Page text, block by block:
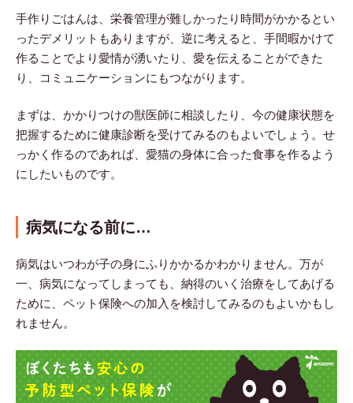
手作りごはんは、栄養管理が難しかったり時間がかかるとい
ったデメリットもありますが、逆に考えると、手間暇かけて
作ることでより愛情が湧いたり、愛を伝えることができた
り、コミュニケーションにもつながります。
まずは、かかりつけの獣医師に相談したり、今の健康状態を
把握するために健康診断を受けてみるのもよいでしょう。せ
っかく作るのであれば、愛猫の身体に合った食事を作るよう
にしたいものです。
病気になる前に…
病気はいつわが子の身にふりかかるかわかりません。万が
一、病気になってしまっても、納得のいく治療をしてあげる
ために、ペット保険への加入を検討してみるのもよいかもし
れません。